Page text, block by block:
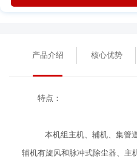
产品介绍 核心优势
特点：
本机组主机、辅机、集管
辅机有旋风和脉冲式除尘器、主